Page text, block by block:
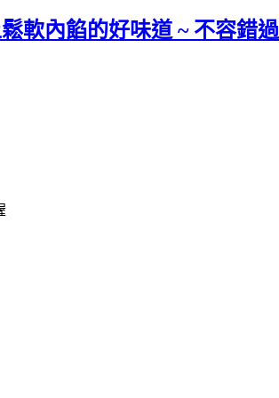
軟內餡的好味道 ~ 不容錯過